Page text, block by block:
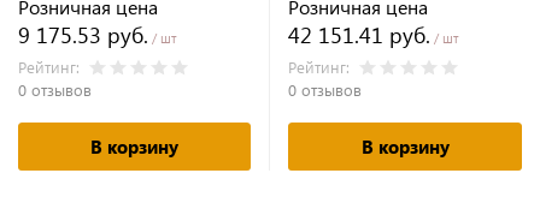
Розничная цена
9 175.53 руб. / шт
Рейтинг:
0 отзывов
В корзину
Розничная цена
42 151.41 руб. / шт
Рейтинг:
0 отзывов
В корзину